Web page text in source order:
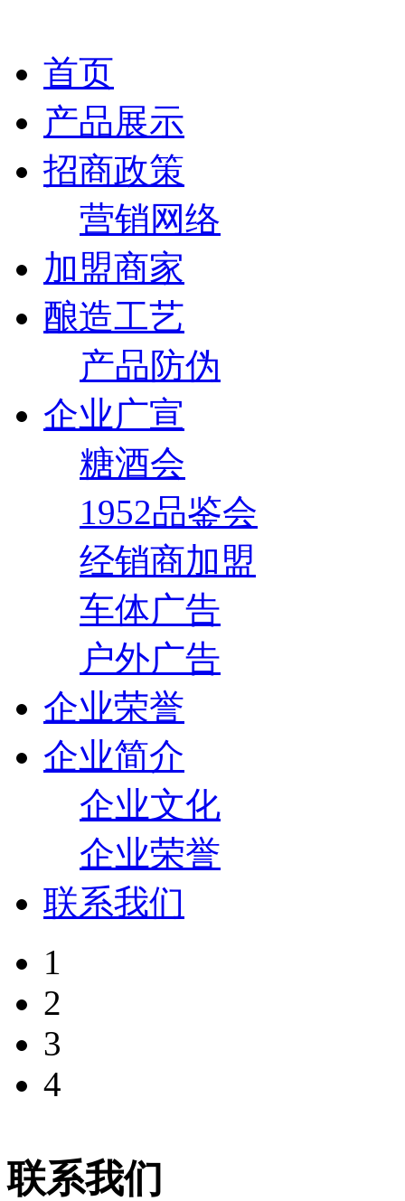
首页
产品展示
招商政策
营销网络
加盟商家
酿造工艺
产品防伪
企业广宣
糖酒会
1952品鉴会
经销商加盟
车体广告
户外广告
企业荣誉
企业简介
企业文化
企业荣誉
联系我们
1
2
3
4
联系我们